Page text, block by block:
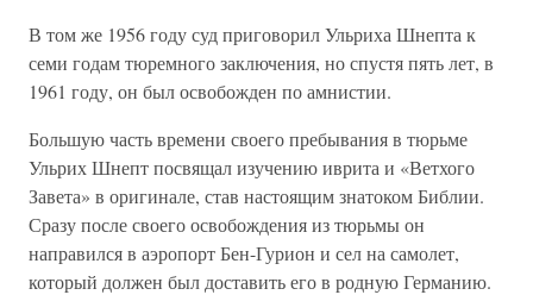
В том же 1956 году суд приговорил Ульриха Шнепта к
семи годам тюремного заключения, но спустя пять лет, в
1961 году, он был освобожден по амнистии.
Большую часть времени своего пребывания в тюрьме
Ульрих Шнепт посвящал изучению иврита и «Ветхого
Завета» в оригинале, став настоящим знатоком Библии.
Сразу после своего освобождения из тюрьмы он
направился в аэропорт Бен-Гурион и сел на самолет,
который должен был доставить его в родную Германию.